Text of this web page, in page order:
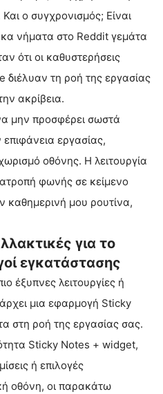
ο συγχρονισμός; Είναι
νήματα στο Reddit γεμάτα
ότι οι καθυστερήσεις
διέλυαν τη ροή της εργασίας
ακρίβεια.
μην προσφέρει σωστά
εργασίας,
οθόνης. Η λειτουργία
φωνής σε κείμενο
καθημερινή μου ρουτίνα,
για το
εγκατάστασης
έξυπνες λειτουργίες ή
μια εφαρμογή Sticky
στη ροή της εργασίας σας.
Sticky Notes + widget,
ή επιλογές
οθόνη, οι παρακάτω